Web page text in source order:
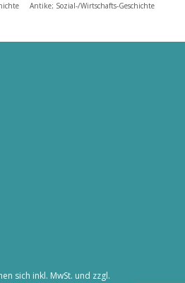
Antike; Sozial-/Wirtschafts-Geschichte
sich inkl. MwSt. und zzgl.